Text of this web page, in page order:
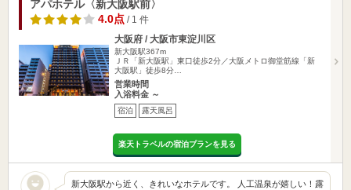
アパホテル〈新大阪駅前〉
4.0点 / 1 件
大阪府 / 大阪市東淀川区
新大阪駅367m
ＪＲ「新大阪駅」東口徒歩2分／大阪メトロ御堂筋線「新
大阪駅」徒歩8分…
営業時間
入浴料金 ～
宿泊 露天風呂
楽天トラベルの宿泊プランを見る
新大阪駅から近く、きれいなホテルです。 人工温泉が嬉しい！露